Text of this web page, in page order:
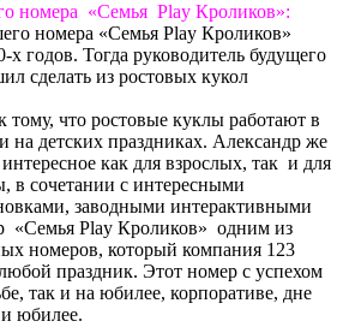
номера «Семья Play Кроликов»:
номера «Семья Play Кроликов»
х годов. Тогда руководитель будущего
сделать из ростовых кукол
что ростовые куклы работают в
на детских праздниках. Александр же
как для взрослых, так и для
в сочетании с интересными
заводными интерактивными
«Семья Play Кроликов» одним из
номеров, который компания 123
праздник. Этот номер с успехом
так и на юбилее, корпоративе, дне
юбилее.